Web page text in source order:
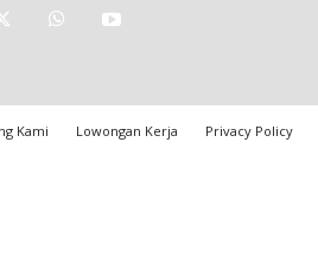
Kami Lowongan Kerja Privacy Policy